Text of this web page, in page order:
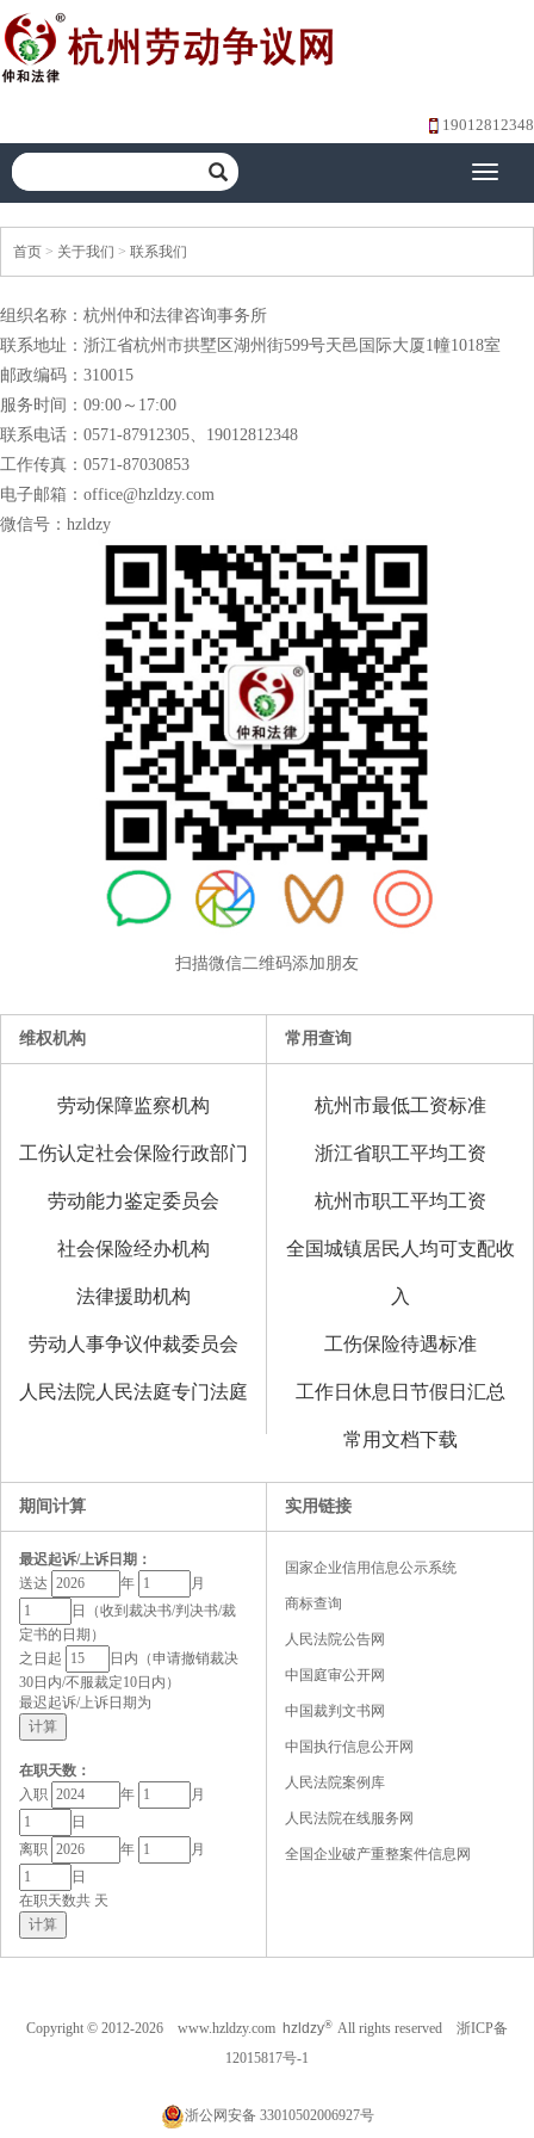
19012812348
Toggle
首页 > 关于我们 > 联系我们
组织名称： 杭州仲和法律咨询事务所
联系地址： 浙江省杭州市拱墅区湖州街599号天邑国际大厦1幢1018室
邮政编码：310015
服务时间：09:00～17:00
联系电话：0571-87912305、19012812348
工作传真：0571-87030853
电子邮箱：office@hzldzy.com
微信号： hzldzy
扫描微信二维码添加朋友
维权机构
劳动保障监察机构
工伤认定社会保险行政部门
劳动能力鉴定委员会
社会保险经办机构
法律援助机构
劳动人事争议仲裁委员会
人民法院人民法庭专门法庭
常用查询
杭州市最低工资标准
浙江省职工平均工资
杭州市职工平均工资
全国城镇居民人均可支配收
入
工伤保险待遇标准
工作日休息日节假日汇总
常用文档下载
期间计算
最迟起诉/上诉日期：
送达
年
月
日（收到裁决书/判决书/裁
定书的日期）
之日起
日内（申请撤销裁决
30日内/不服裁定10日内）
最迟起诉/上诉日期为
在职天数：
入职
年
月
日
离职
年
月
日
在职天数共 天
实用链接
国家企业信用信息公示系统
商标查询
人民法院公告网
中国庭审公开网
中国裁判文书网
中国执行信息公开网
人民法院案例库
人民法院在线服务网
全国企业破产重整案件信息网
Copyright © 2012-2026 www.hzldzy.com hzldzy® All rights reserved 浙ICP备
12015817号-1
浙公网安备 33010502006927号